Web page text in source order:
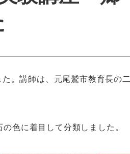
。講師は、元尾鷲市教育長の二
色に着目して分類しました。